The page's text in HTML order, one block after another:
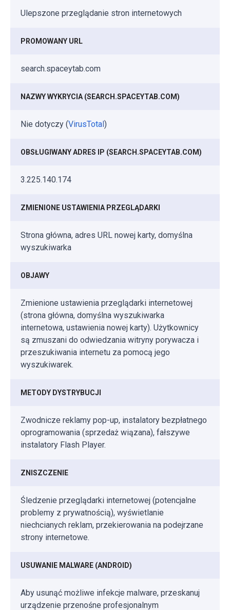
Ulepszone przeglądanie stron internetowych
PROMOWANY URL
search.spaceytab.com
NAZWY WYKRYCIA (SEARCH.SPACEYTAB.COM)
Nie dotyczy (VirusTotal)
OBSŁUGIWANY ADRES IP (SEARCH.SPACEYTAB.COM)
3.225.140.174
ZMIENIONE USTAWIENIA PRZEGLĄDARKI
Strona główna, adres URL nowej karty, domyślna
wyszukiwarka
OBJAWY
Zmienione ustawienia przeglądarki internetowej
(strona główna, domyślna wyszukiwarka
internetowa, ustawienia nowej karty). Użytkownicy
są zmuszani do odwiedzania witryny porywacza i
przeszukiwania internetu za pomocą jego
wyszukiwarek.
METODY DYSTRYBUCJI
Zwodnicze reklamy pop-up, instalatory bezpłatnego
oprogramowania (sprzedaż wiązana), fałszywe
instalatory Flash Player.
ZNISZCZENIE
Śledzenie przeglądarki internetowej (potencjalne
problemy z prywatnością), wyświetlanie
niechcianych reklam, przekierowania na podejrzane
strony internetowe.
USUWANIE MALWARE (ANDROID)
Aby usunąć możliwe infekcje malware, przeskanuj
urządzenie przenośne profesjonalnym